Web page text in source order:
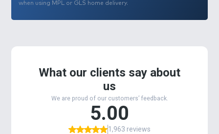
számára készült, akik álló- és/vagy folyóvízen, a
mélyebb vízrétegekben keresik a ragadozókat.A
hosszú szünetekkel.
Folyóvízen sodrással együtt és
partra merőlegesen húzva egyaránt
remekül használhatjuk.Minden egyes rándulás a
wobbler agresszív akcióját idézi elő, ami egy
sebesült, dezorientált halat imitál, míg a szünet
when using MPL or GLS home delivery.